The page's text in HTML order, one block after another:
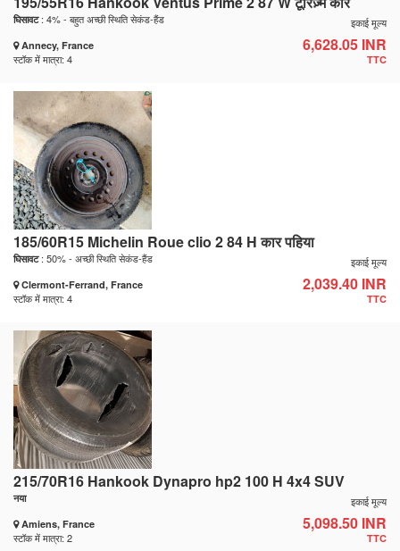
घिसावट: 4% - बहुत अच्छी स्थिति सेकंड-हैंड
Annecy, France
स्टॉक में मात्रा: 4
इकाई मूल्य
6,628.05 INR
TTC
185/60R15 Michelin Roue clio 2 84 H कार पहिया
घिसावट: 50% - अच्छी स्थिति सेकंड-हैंड
Clermont-Ferrand, France
स्टॉक में मात्रा: 4
इकाई मूल्य
2,039.40 INR
TTC
215/70R16 Hankook Dynapro hp2 100 H 4x4 SUV
नया
Amiens, France
स्टॉक में मात्रा: 2
इकाई मूल्य
5,098.50 INR
TTC